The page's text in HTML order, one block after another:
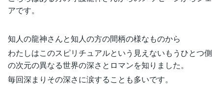
アです。
知人の龍神さんと知人の方の間柄の様なものから
わたしはこのスピリチュアルという見えないもうひとつ側
の次元の異なる世界の深さとロマンを知りました。
毎回深まりその深さに涙することも多いです。